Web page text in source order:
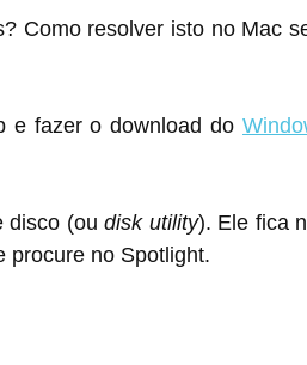
Como resolver isto no Mac
e fazer o download do
disco (ou disk utility). Ele fica
procure no Spotlight.